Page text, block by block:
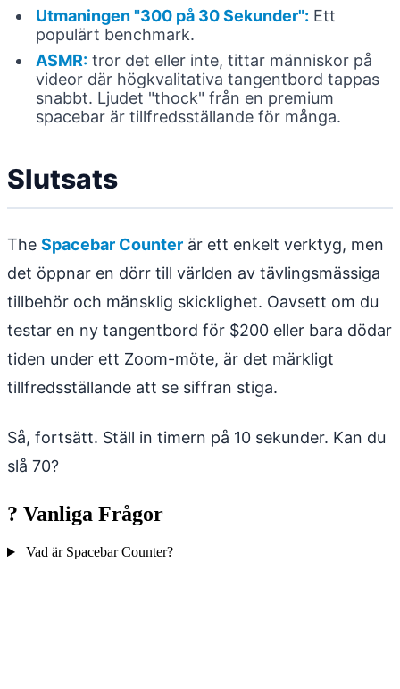
Utmaningen "300 på 30 Sekunder": Ett
populärt benchmark.
ASMR: tror det eller inte, tittar människor på
videor där högkvalitativa tangentbord tappas
snabbt. Ljudet "thock" från en premium
spacebar är tillfredsställande för många.
Slutsats
The Spacebar Counter är ett enkelt verktyg, men
det öppnar en dörr till världen av tävlingsmässiga
tillbehör och mänsklig skicklighet. Oavsett om du
testar en ny tangentbord för $200 eller bara dödar
tiden under ett Zoom-möte, är det märkligt
tillfredsställande att se siffran stiga.
Så, fortsätt. Ställ in timern på 10 sekunder. Kan du
slå 70?
? Vanliga Frågor
Vad är Spacebar Counter?